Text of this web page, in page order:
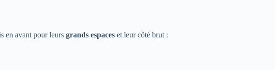
en avant pour leurs grands espaces et leur côté brut :